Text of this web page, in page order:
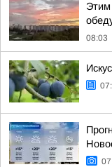
Этим
08:03